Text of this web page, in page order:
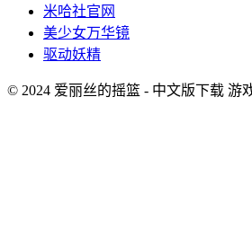
米哈社官网
美少女万华镜
驱动妖精
© 2024 爱丽丝的摇篮 - 中文版下载 游